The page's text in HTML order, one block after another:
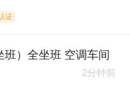
证
）全坐班 空调车间
2分钟前